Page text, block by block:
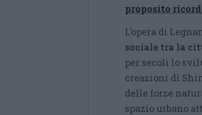
proposito
L’opera di
sociale tra la
per secoli lo
creazioni di
delle forze
spazio urbano